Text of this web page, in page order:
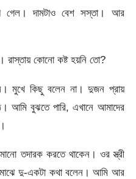
গেল। দামটাও বেশ সস্তা। আর
কোনো কষ্ট হয়নি তো?
মুখে কিছু বলেন না। দুজন প্রায়
আমি বুঝতে পারি, এখানে আমাদের
তদারক করতে থাকেন। ওর স্ত্রী
মাঝে দু-একটা কথা বলেন। আমি আর